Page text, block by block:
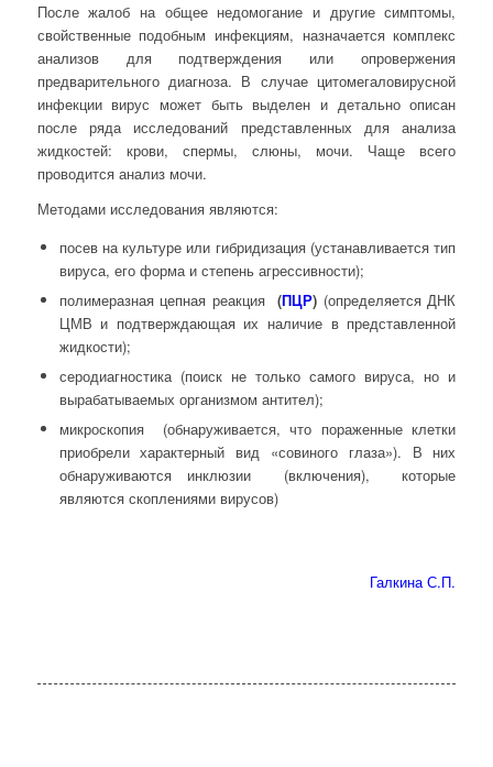
После жалоб на общее недомогание и другие симптомы,
свойственные подобным инфекциям, назначается комплекс
анализов для подтверждения или опровержения
предварительного диагноза. В случае цитомегаловирусной
инфекции вирус может быть выделен и детально описан
после ряда исследований представленных для анализа
жидкостей: крови, спермы, слюны, мочи. Чаще всего
проводится анализ мочи.
Методами исследования являются:
посев на культуре или гибридизация (устанавливается тип
вируса, его форма и степень агрессивности);
полимеразная цепная реакция(ПЦР) (определяется ДНК
ЦМВ и подтверждающая их наличие в представленной
жидкости);
серодиагностика (поиск не только самого вируса, но и
вырабатываемых организмом антител);
микроскопия (обнаруживается, что пораженные клетки
приобрели характерный вид «совиного глаза»). В них
обнаруживаются инклюзии (включения), которые
являются скоплениями вирусов)
Галкина С.П.